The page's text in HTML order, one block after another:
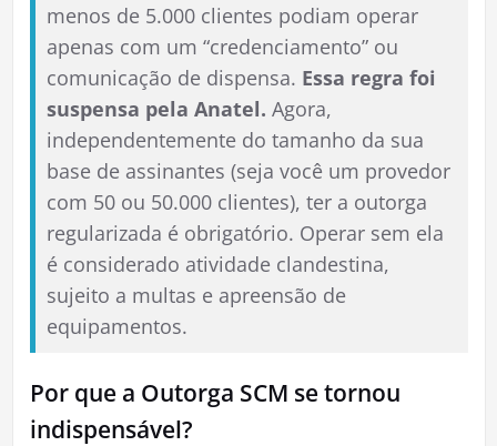
menos de 5.000 clientes podiam operar
apenas com um “credenciamento” ou
comunicação de dispensa. Essa regra foi
suspensa pela Anatel. Agora,
independentemente do tamanho da sua
base de assinantes (seja você um provedor
com 50 ou 50.000 clientes), ter a outorga
regularizada é obrigatório. Operar sem ela
é considerado atividade clandestina,
sujeito a multas e apreensão de
equipamentos.
Por que a Outorga SCM se tornou
indispensável?